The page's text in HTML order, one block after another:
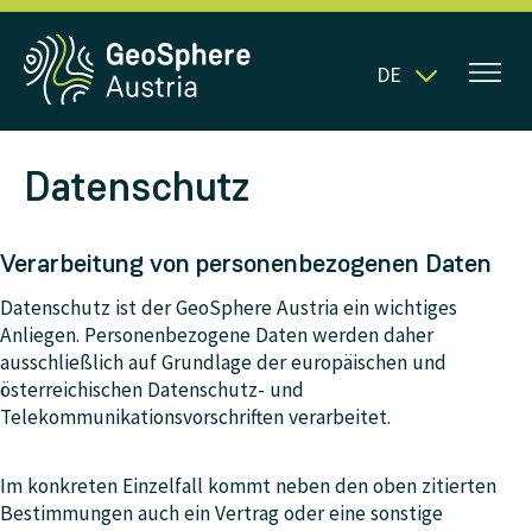
DE
Datenschutz
Verarbeitung von personenbezogenen Daten
Datenschutz ist der GeoSphere Austria ein wichtiges
Anliegen. Personenbezogene Daten werden daher
ausschließlich auf Grundlage der europäischen und
österreichischen Datenschutz- und
Telekommunikationsvorschriften verarbeitet.
Im konkreten Einzelfall kommt neben den oben zitierten
Bestimmungen auch ein Vertrag oder eine sonstige